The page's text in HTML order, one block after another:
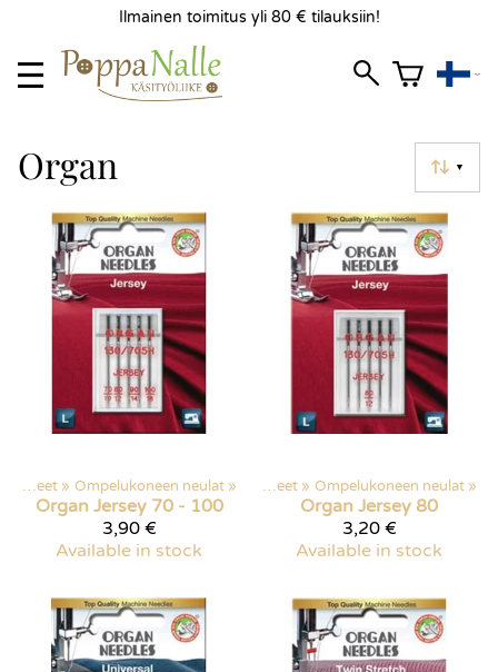
Ilmainen toimitus yli 80 € tilauksiin!
▼
Organ
Ompelutarvikkeet ‪» Ompelukoneen neulat ‪»
Organ Jersey 70 - 100
3,90 €
Available in stock
Products‪» Ompelutarvikkeet ‪» Ompelukoneen neulat ‪»
Organ Jersey 80
3,20 €
Available in stock